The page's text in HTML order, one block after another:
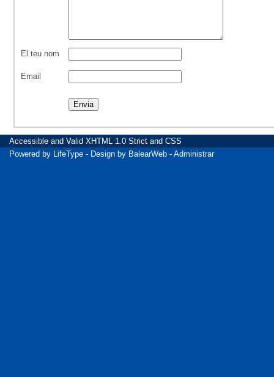
El teu nom
Email
Accessible and Valid XHTML 1.0 Strict and CSS
Powered by LifeType - Design by BalearWeb - Administrar